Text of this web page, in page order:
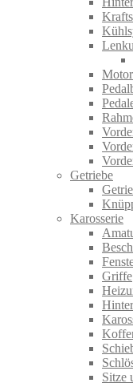
Getriebe
Karosserie
Griffe
Sitze